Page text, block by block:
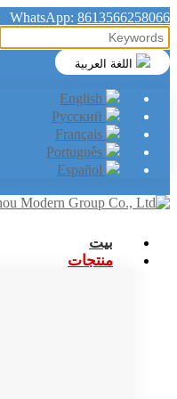
WhatsApp: 8613566258066
بيت
منتجات